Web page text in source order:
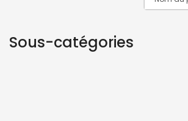
Sous-catégories